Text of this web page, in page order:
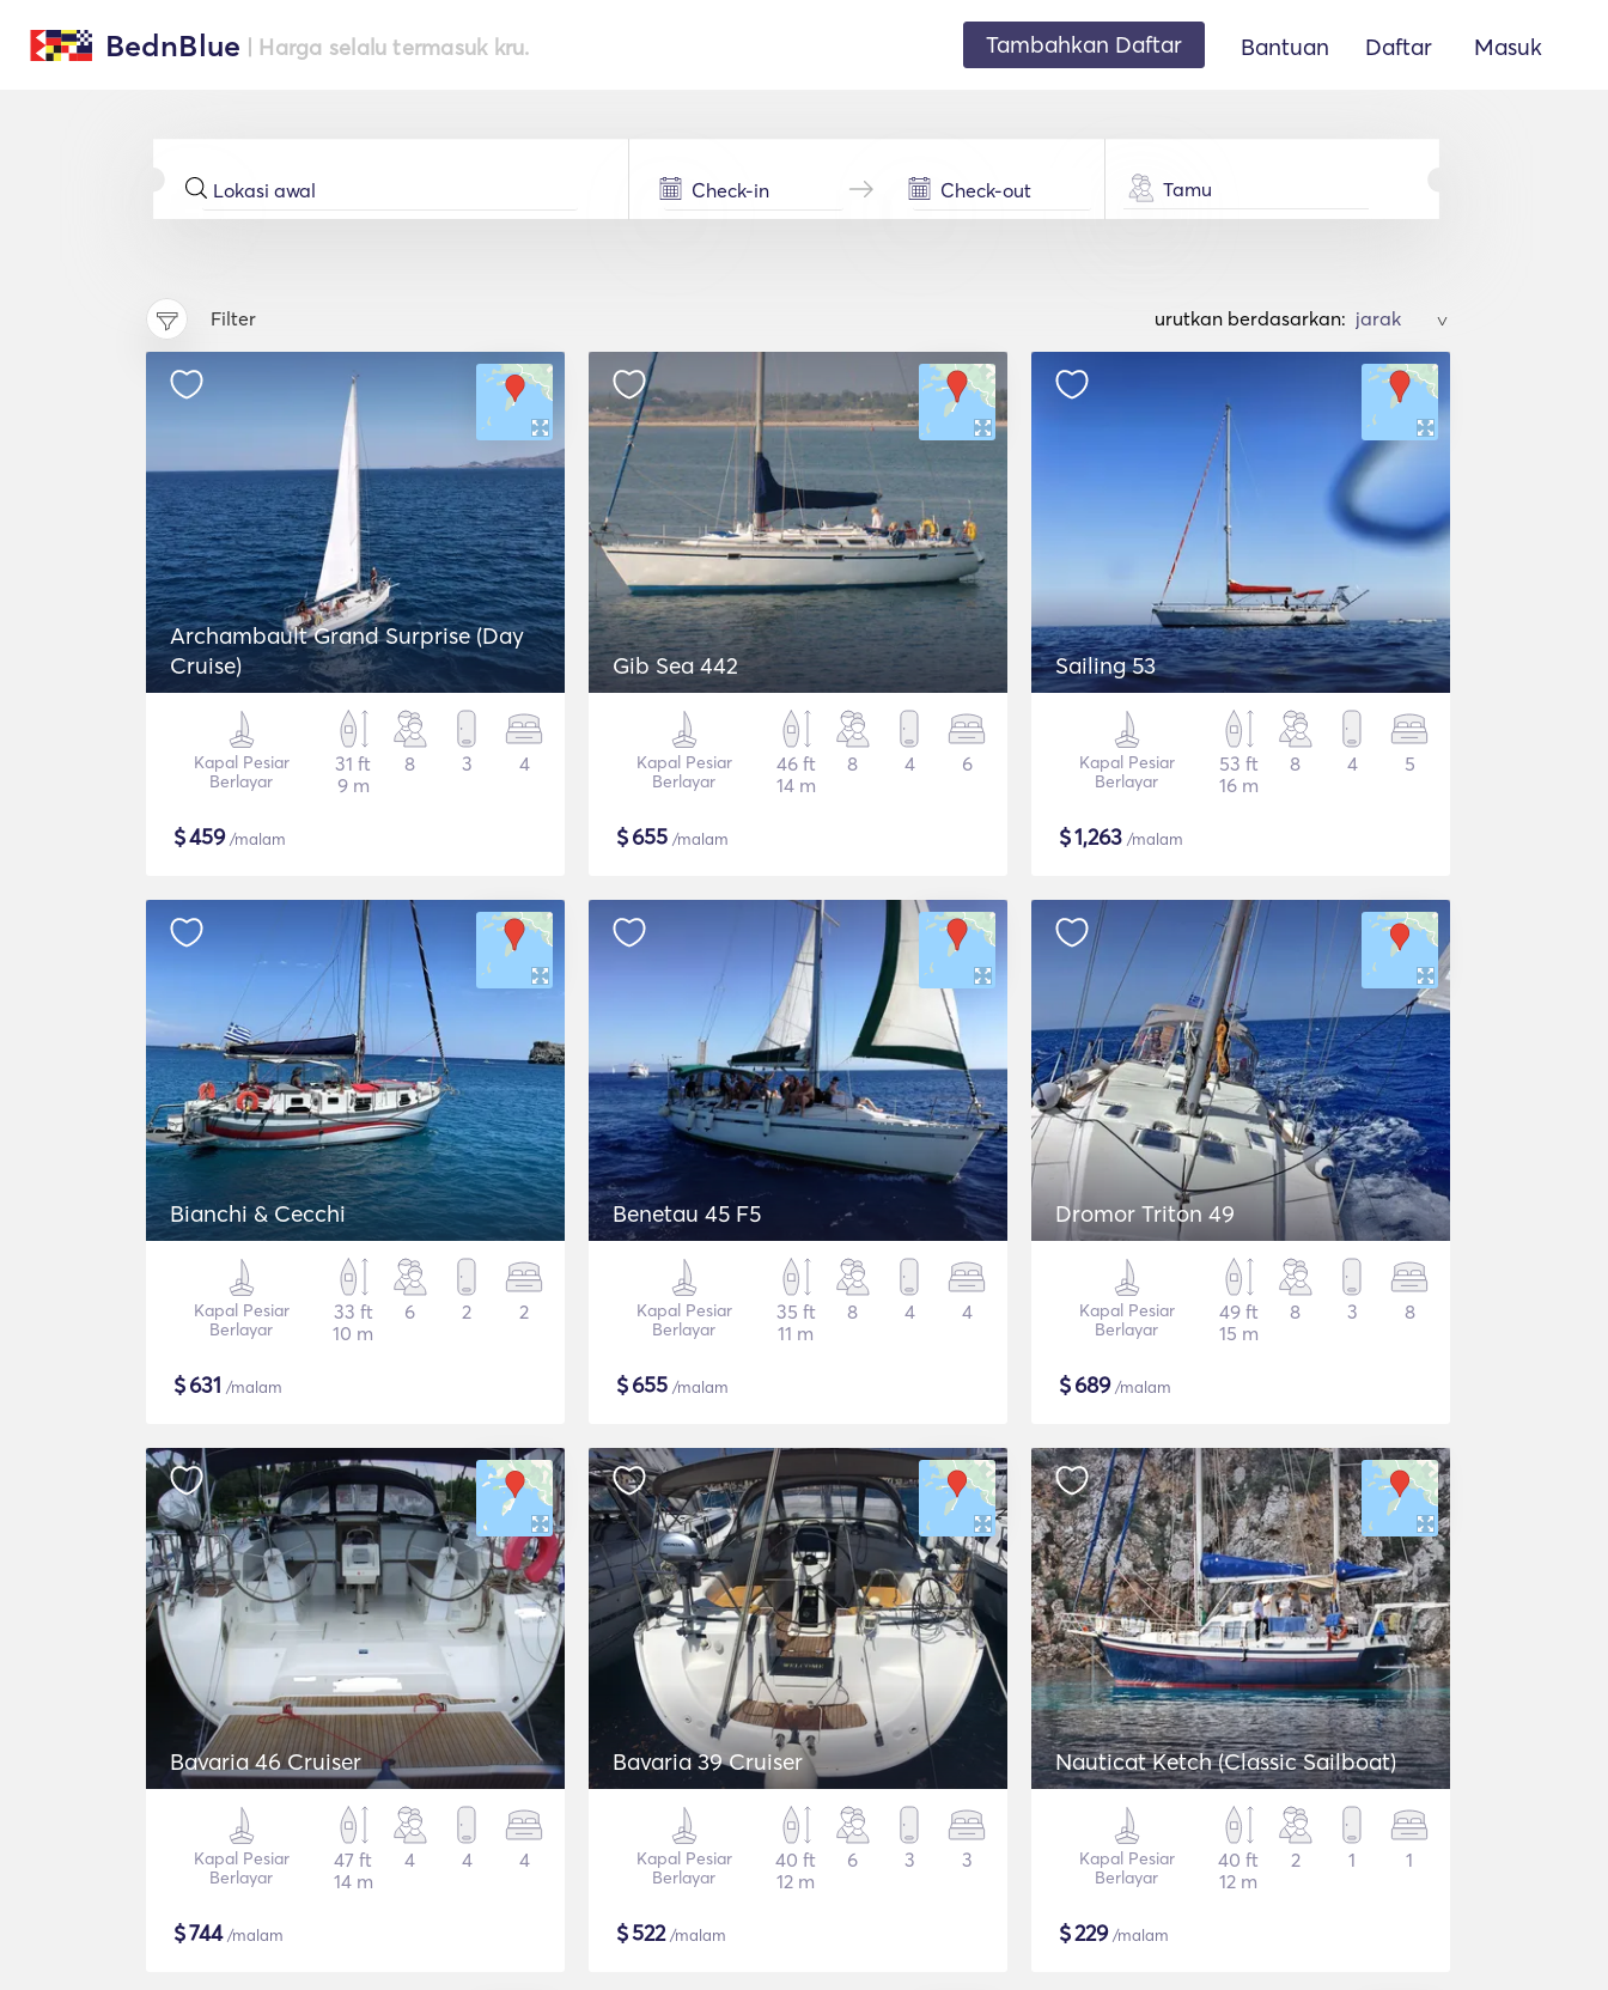
BednBlue | Harga selalu termasuk kru. Tambahkan Daftar Bantuan Daftar Masuk
Tamu
Filter urutkan berdasarkan: >
Archambault Grand Surprise (Day
Cruise)
Kapal Pesiar
Berlayar
31 ft
9 m
8 3 4
$459/malam
Gib Sea 442
Kapal Pesiar
Berlayar
46 ft
14 m
8 4 6
$655 /malam
Sailing 53
Kapal Pesiar
Berlayar
53 ft
16 m
8 4 5
$1,263 /malam
Bianchi & Cecchi
Kapal Pesiar
Berlayar
33 ft
10 m
6 2 2
$631 /malam
Benetau 45 F5
Kapal Pesiar
Berlayar
35 ft
11 m
8 4 4
$655 /malam
Dromor Triton 49
Kapal Pesiar
Berlayar
49 ft
15 m
8 3 8
$689/malam
Bavaria 46 Cruiser
Kapal Pesiar
Berlayar
47 ft
14 m
4 4 4
$744/malam
Bavaria 39 Cruiser
Kapal Pesiar
Berlayar
40 ft
12 m
6 3 3
$522/malam
Nauticat Ketch (Classic Sailboat)
Kapal Pesiar
Berlayar
40 ft
12 m
2 1 1
$229/malam